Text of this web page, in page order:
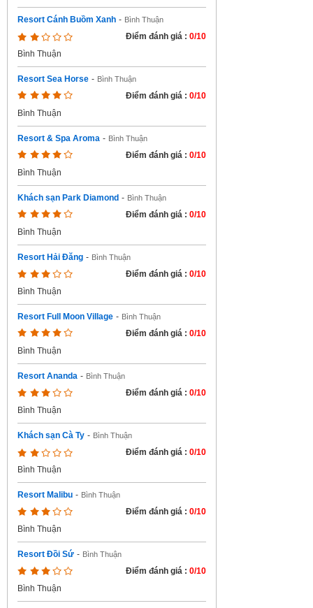
Resort Cánh Buồm Xanh - Bình Thuận
Điểm đánh giá : 0/10
Bình Thuận
Resort Sea Horse - Bình Thuận
Điểm đánh giá : 0/10
Bình Thuận
Resort & Spa Aroma - Bình Thuận
Điểm đánh giá : 0/10
Bình Thuận
Khách sạn Park Diamond - Bình Thuận
Điểm đánh giá : 0/10
Bình Thuận
Resort Hải Đăng - Bình Thuận
Điểm đánh giá : 0/10
Bình Thuận
Resort Full Moon Village - Bình Thuận
Điểm đánh giá : 0/10
Bình Thuận
Resort Ananda - Bình Thuận
Điểm đánh giá : 0/10
Bình Thuận
Khách sạn Cà Ty - Bình Thuận
Điểm đánh giá : 0/10
Bình Thuận
Resort Malibu - Bình Thuận
Điểm đánh giá : 0/10
Bình Thuận
Resort Đồi Sứ - Bình Thuận
Điểm đánh giá : 0/10
Bình Thuận